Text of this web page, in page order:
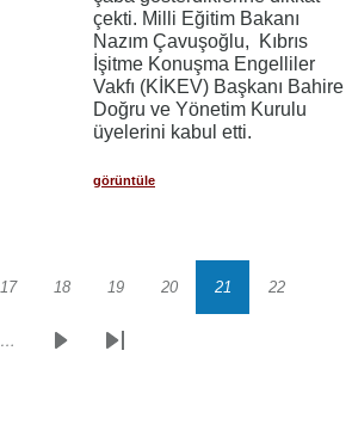
çekti. Milli Eğitim Bakanı
Nazım Çavuşoğlu, Kıbrıs
İşitme Konuşma Engelliler
Vakfı (KİKEV) Başkanı Bahire
Doğru ve Yönetim Kurulu
üyelerini kabul etti.
görüntüle
Sayfa
17 Sayfa
18 Sayfa
19 Sayfa
20 Sayfa
21 Sayfa
22
…
SonrakiSon